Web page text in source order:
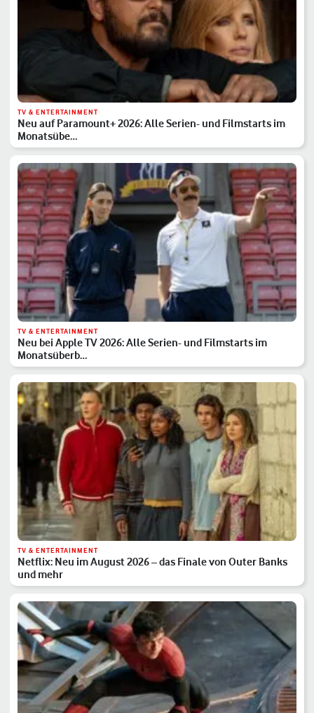
TV & ENTERTAINMENT
Neu auf Paramount+ 2026: Alle Serien- und Filmstarts im
Monatsübe…
TV & ENTERTAINMENT
Neu bei Apple TV 2026: Alle Serien- und Filmstarts im
Monatsüberb…
TV & ENTERTAINMENT
Netflix: Neu im August 2026 – das Finale von Outer Banks
und mehr